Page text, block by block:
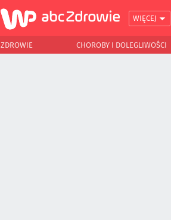
WIĘCEJ
ZDROWIE CHOROBY I DOLEGLIWOŚCI